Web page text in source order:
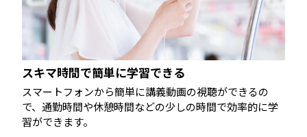
スキマ時間で簡単に学習できる
スマートフォンから簡単に講義動画の視聴ができるの
で、通勤時間や休憩時間などの少しの時間で効率的に学
習ができます。